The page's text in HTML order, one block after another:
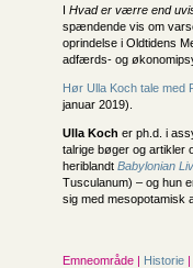
I Hvad er værre end
spændende vis om
oprindelse i Oldtidens
adfærds- og
Hør Ulla Koch tale med
januar 2019).
Ulla Koch er ph.d. i
talrige bøger og artikler
heriblandt Babylonian
Tusculanum) – og hun
sig med mesopotamisk
Emneområde | Historie |